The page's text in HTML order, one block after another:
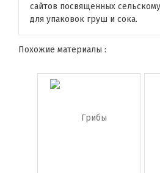
сайтов посвященных
для упаковок груш и сока.
Похожие материалы :